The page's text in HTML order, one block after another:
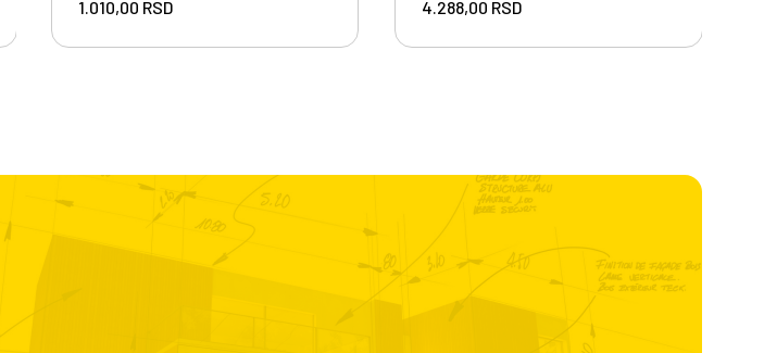
1.010,00 RSD 4.288,00 RSD